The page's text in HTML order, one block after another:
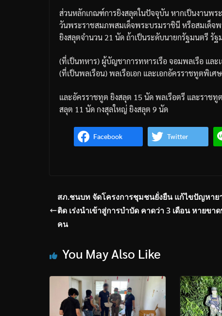
ส่วนหลักเกณฑ์การยิงสลุตในปัจจุบันหากเป็นงานพ
วันพระราชสมภพสมเด็จพระบรมราชินีหรือสมเด็จ
ยิงสลุตจำนวน 21 นัดถ้าเป็นระดับนายกรัฐมนตรี รัฐ
(ที่เป็นทหาร) ผู้บัญชาการทหารเรือจอมพลเรือ และ
(ที่เป็นพลเรือน)พลเรือเอก และเอกอัครราชทูตพิเศษ
และอัครราชทูต ยิงสลุต 15 นัดพลเรือตรี และราชทูต
สลุต 11 นัดกงสุลใหญ่ ยิงสลุต 9 นัด
Facebook Twitter
สภ.ชนบท จัดโครงการชุมชนยั่งยืน แก้ไขปัญหาย
ติด เร่งนำเข้าสู่การบำบัด คาดว่า 3 เดือน หายขา
คน
You May Also Like